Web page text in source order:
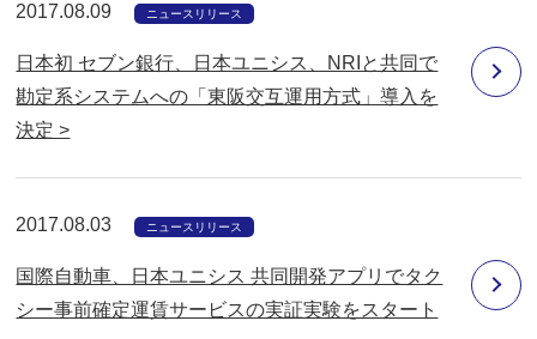
2017.08.09 ニュースリリース
日本初 セブン銀行、日本ユニシス、NRIと共同で
勘定系システムへの「東阪交互運用方式」導入を
決定 >
2017.08.03 ニュースリリース
国際自動車、日本ユニシス 共同開発アプリでタク
シー事前確定運賃サービスの実証実験をスタート